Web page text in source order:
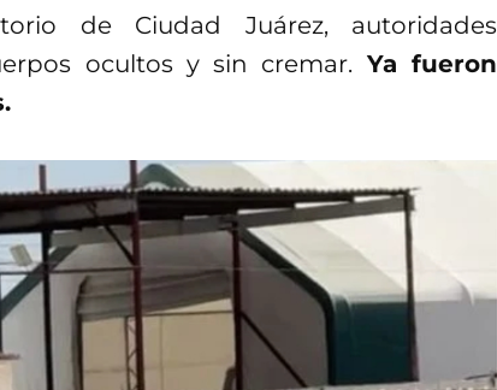
de Ciudad Juárez, autoridades
ocultos y sin cremar. Ya fueron